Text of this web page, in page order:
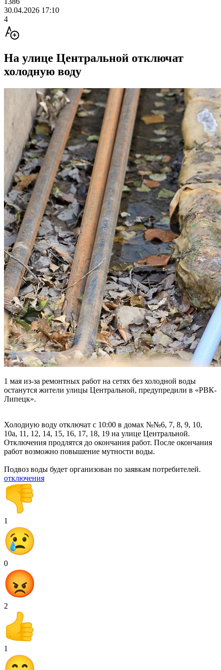
30.04.2026 17:10
4
На улице Центральной отключат
холодную воду
1 мая из-за ремонтных работ на сетях без холодной воды
останутся жители улицы Центральной, предупредили в «РВК-
Липецк».
Холодную воду отключат с 10:00 в домах №№6, 7, 8, 9, 10,
10а, 11, 12, 14, 15, 16, 17, 18, 19 на улице Центральной.
Отключения продлятся до окончания работ. После окончания
работ возможно повышение мутности воды.
Подвоз воды будет организован по заявкам потребителей.
отключения
1
0
2
1